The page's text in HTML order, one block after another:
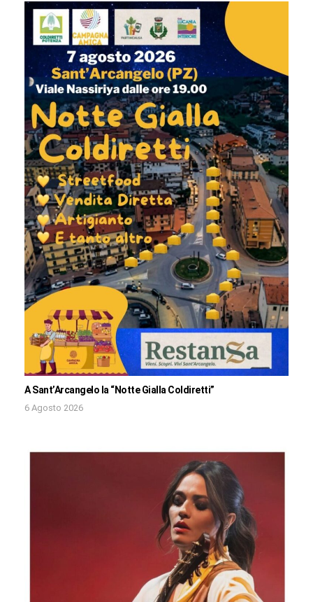
A Sant’Arcangelo la “Notte Gialla Coldiretti”
6 Agosto 2026